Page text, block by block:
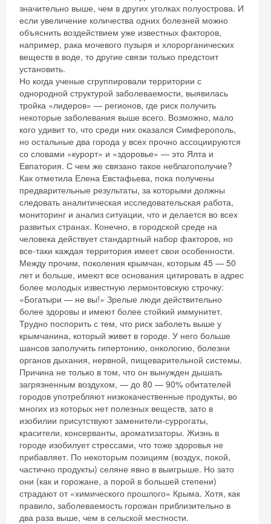
значительно выше, чем в других уголках полуострова. И
если увеличение количества одних болезней можно
объяснить воздействием уже известных факторов,
например, рака мочевого пузыря и хлорорганических
веществ в воде, то другие связи только предстоит
установить.
Но когда ученые сгруппировали территории с
однородной структурой заболеваемости, выявилась
тройка «лидеров» — регионов, где риск получить
некоторые заболевания выше всего. Возможно, мало
кого удивит то, что среди них оказался Симферополь,
но остальные два города у всех прочно ассоциируются
со словами «курорт» и «здоровье» — это Ялта и
Евпатория. С чем же связано такое неблагополучие?
Как отметила Елена Евстафьева, пока получены
предварительные результаты, за которыми должны
следовать аналитическая исследовательская работа,
мониторинг и анализ ситуации, что и делается во всех
развитых странах. Конечно, в городской среде на
человека действует стандартный набор факторов, но
все-таки каждая территория имеет свои особенности.
Между прочим, поколения крымчан, которым 45 — 50
лет и больше, имеют все основания цитировать в адрес
более молодых известную лермонтовскую строчку:
«Богатыри — не вы!» Зрелые люди действительно
более здоровы и имеют более стойкий иммунитет.
Трудно поспорить с тем, что риск заболеть выше у
крымчанина, который живет в городе. У него больше
шансов заполучить гипертонию, онкологию, болезни
органов дыхания, нервной, пищеварительной системы.
Причина не только в том, что он вынужден дышать
загрязненным воздухом, — до 80 — 90% обитателей
городов употребляют низкокачественные продукты, во
многих из которых нет полезных веществ, зато в
изобилии присутствуют заменители-суррогаты,
красители, консерванты, ароматизаторы. Жизнь в
городе изобилует стрессами, что тоже здоровья не
прибавляет. По некоторым позициям (воздух, покой,
частично продукты) селяне явно в выигрыше. Но зато
они (как и горожане, а порой в большей степени)
страдают от «химического прошлого» Крыма. Хотя, как
правило, заболеваемость горожан приблизительно в
два раза выше, чем в сельской местности.
Скидка −5%
Хочешь дешевле? Оставь почту и получи
промокод на первое бронирование!
Получить промокод